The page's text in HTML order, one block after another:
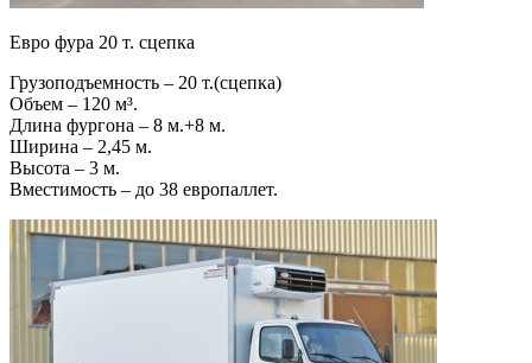
Евро фура 20 т. сцепка
Грузоподъемность – 20 т.(сцепка)
Объем – 120 м³.
Длина фургона – 8 м.+8 м.
Ширина – 2,45 м.
Высота – 3 м.
Вместимость – до 38 европаллет.